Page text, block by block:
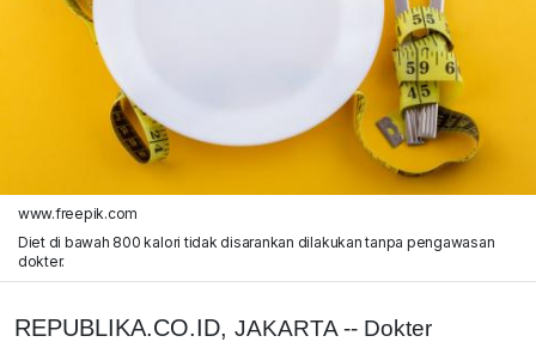
www.freepik.com
Diet di bawah 800 kalori tidak disarankan dilakukan tanpa pengawasan
dokter.
REPUBLIKA.CO.ID, JAKARTA -- Dokter